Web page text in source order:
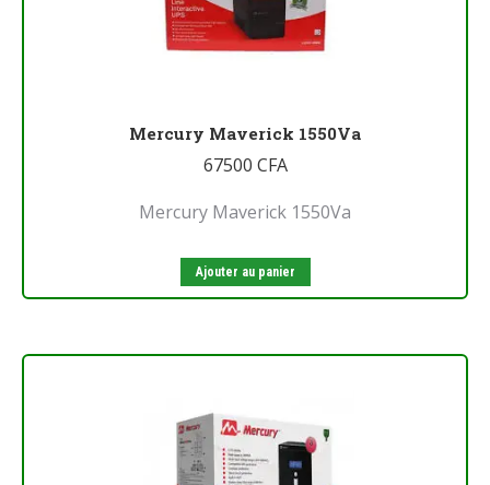
Mercury Maverick 1550Va
67500 CFA
Mercury Maverick 1550Va
Ajouter au panier